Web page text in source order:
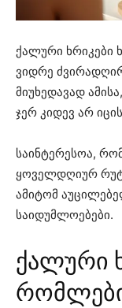
ქალური ხრიკები
ვიდრე
მიუხედავად
ჯერ კიდევ არ
საინტერესოა,
ყოველდღიურ
ამიტომ
საიდუმლოებები.
ქალური